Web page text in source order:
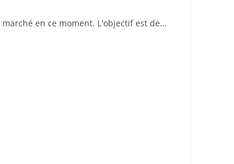
en ce moment. L'objectif est de…